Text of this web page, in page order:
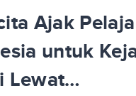
Ajak
untuk
Lewat